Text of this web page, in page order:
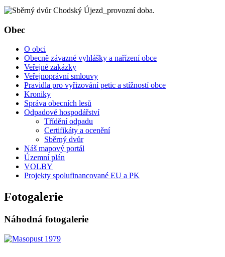
Obec
O obci
Obecně závazné vyhlášky a nařízení obce
Veřejné zakázky
Veřejnoprávní smlouvy
Pravidla pro vyřizování petic a stížností obce
Kroniky
Správa obecních lesů
Odpadové hospodářství
Třídění odpadu
Certifikáty a ocenění
Sběrný dvůr
Náš mapový portál
Územní plán
VOLBY
Projekty spolufinancované EU a PK
Fotogalerie
Náhodná fotogalerie